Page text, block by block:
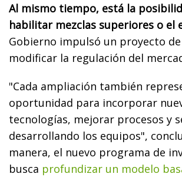
Al mismo tiempo, está la
habilitar mezclas superiores o el
Gobierno impulsó un proyecto
modificar la regulación del
"Cada ampliación también
oportunidad para incorporar
tecnologías, mejorar procesos y
desarrollando los equipos",
manera, el nuevo programa de
busca profundizar un modelo